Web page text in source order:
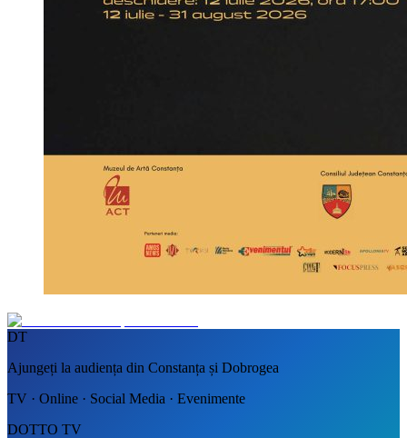
DT
Ajungeți la audiența din Constanța și Dobrogea
TV · Online · Social Media · Evenimente
DOTTO TV